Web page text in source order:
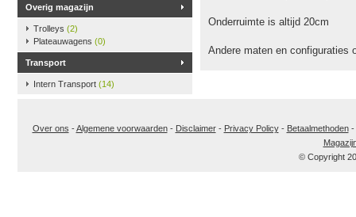
Overig magazijn
Trolleys (2)
Plateauwagens (0)
Transport
Intern Transport (14)
Onderruimte is altijd 20cm
Andere maten en configuraties
Over ons -Algemene voorwaarden- Disclaimer- Privacy Policy- Betaalmethoden-
© Copyright